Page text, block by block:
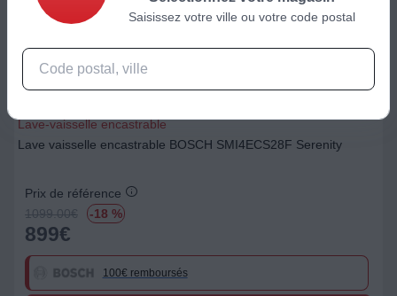
Lave-vaisselle encastrable
Lave vaisselle encastrable BOSCH SMI4ECS28F Serenity
Prix de référence
1099.00€ -18 %
899€
100€ remboursés
Saisissez votre ville ou votre code postal